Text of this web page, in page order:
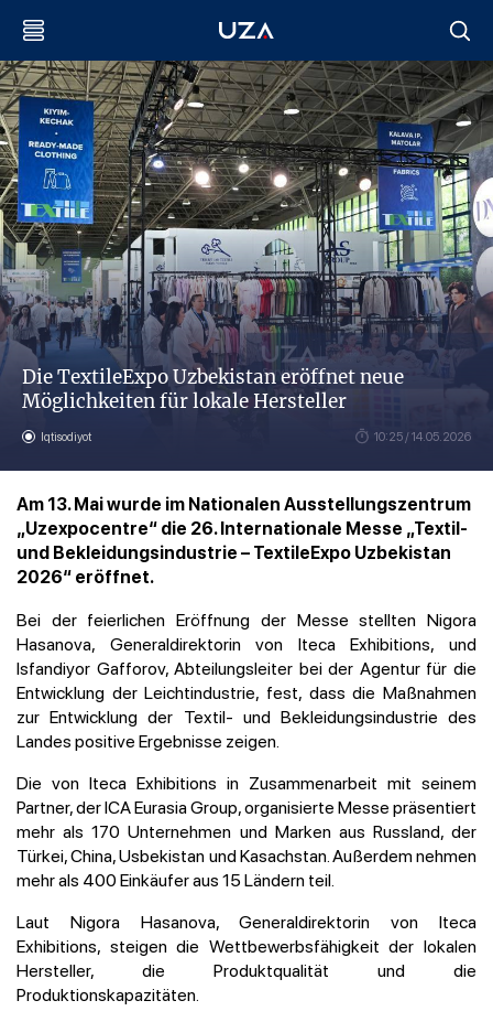
Die TextileExpo Uzbekistan eröffnet neue
Möglichkeiten für lokale Hersteller
Iqtisodiyot 10:25 / 14.05.2026
Am 13. Mai wurde im Nationalen Ausstellungszentrum
„Uzexpocentre“ die 26. Internationale Messe „Textil-
und Bekleidungsindustrie – TextileExpo Uzbekistan
2026“ eröffnet.
Bei der feierlichen Eröffnung der Messe stellten Nigora
Hasanova, Generaldirektorin von Iteca Exhibitions, und
Isfandiyor Gafforov, Abteilungsleiter bei der Agentur für die
Entwicklung der Leichtindustrie, fest, dass die Maßnahmen
zur Entwicklung der Textil- und Bekleidungsindustrie des
Landes positive Ergebnisse zeigen.
Die von Iteca Exhibitions in Zusammenarbeit mit seinem
Partner, der ICA Eurasia Group, organisierte Messe präsentiert
mehr als 170 Unternehmen und Marken aus Russland, der
Türkei, China, Usbekistan und Kasachstan. Außerdem nehmen
mehr als 400 Einkäufer aus 15 Ländern teil.
Laut Nigora Hasanova, Generaldirektorin von Iteca
Exhibitions, steigen die Wettbewerbsfähigkeit der lokalen
Hersteller, die Produktqualität und die
Produktionskapazitäten.